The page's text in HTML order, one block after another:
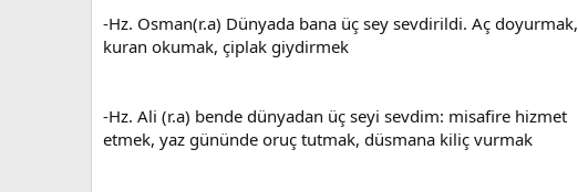
-Hz. Osman(r.a) Dünyada bana üç sey sevdirildi. Aç doyurmak,
kuran okumak, çiplak giydirmek
-Hz. Ali (r.a) bende dünyadan üç seyi sevdim: misafire hizmet
etmek, yaz gününde oruç tutmak, düsmana kiliç vurmak